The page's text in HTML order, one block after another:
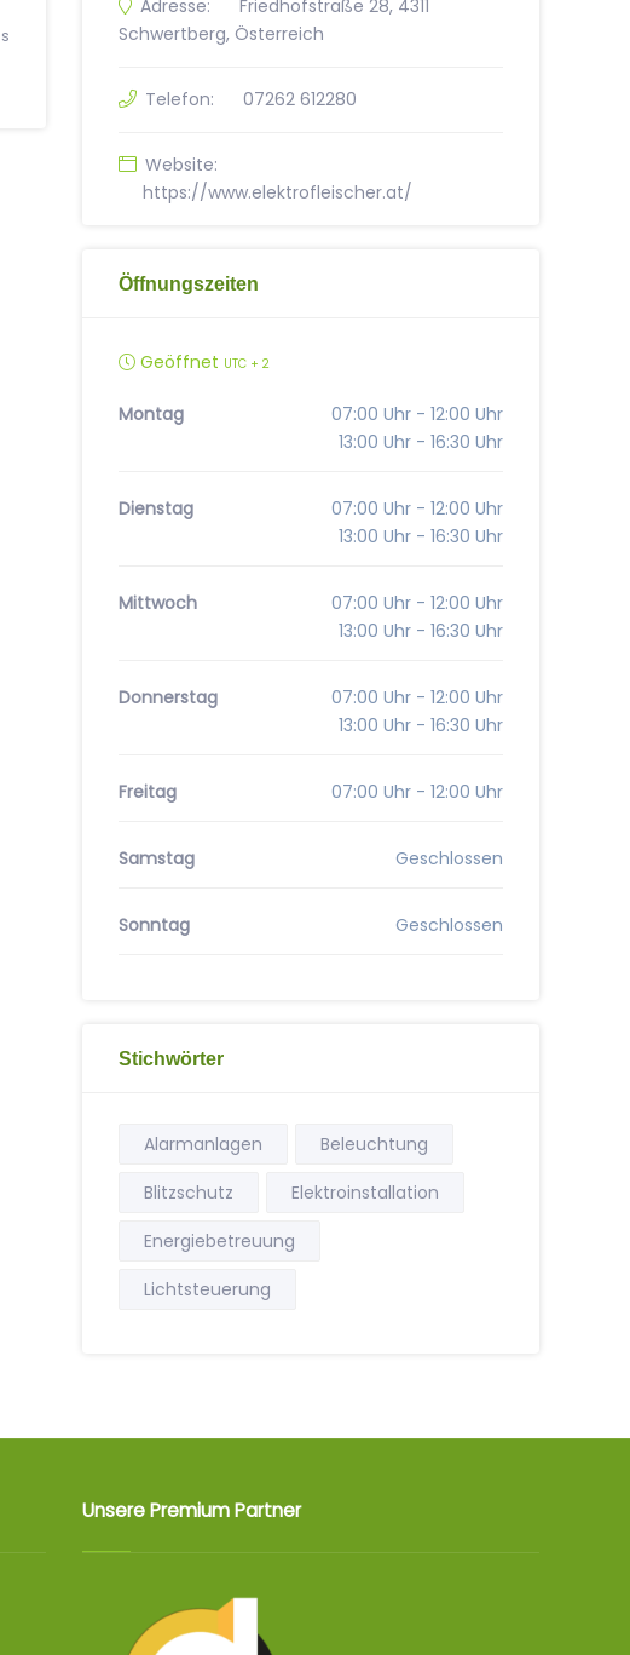
Adresse:
Friedhofstraße 28, 4311
Schwertberg, Österreich
Telefon: 07262 612280
Website:
https://www.elektrofleischer.at/
Öffnungszeiten
Geöffnet UTC + 2
Montag
07:00 Uhr - 12:00 Uhr
13:00 Uhr - 16:30 Uhr
Dienstag
07:00 Uhr - 12:00 Uhr
13:00 Uhr - 16:30 Uhr
Mittwoch
07:00 Uhr - 12:00 Uhr
13:00 Uhr - 16:30 Uhr
Donnerstag
07:00 Uhr - 12:00 Uhr
13:00 Uhr - 16:30 Uhr
Freitag 07:00 Uhr - 12:00 Uhr
Samstag Geschlossen
Sonntag Geschlossen
Stichwörter
Alarmanlagen
Beleuchtung
Blitzschutz
Elektroinstallation
Energiebetreuung
Lichtsteuerung
Unsere Premium Partner